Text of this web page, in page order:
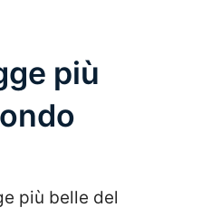
più
più belle del